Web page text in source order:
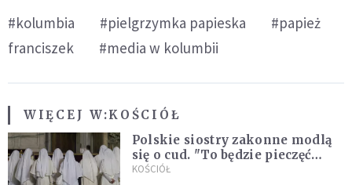
#kolumbia #pielgrzymka papieska
#papież
franciszek
#media w kolumbii
WIĘCEJ W:KOŚCIÓŁ
Polskie siostry zakonne modlą
się o cud. "To będzie pieczęć
Pana Boga dla naszej wiary"
KOŚCIÓŁ